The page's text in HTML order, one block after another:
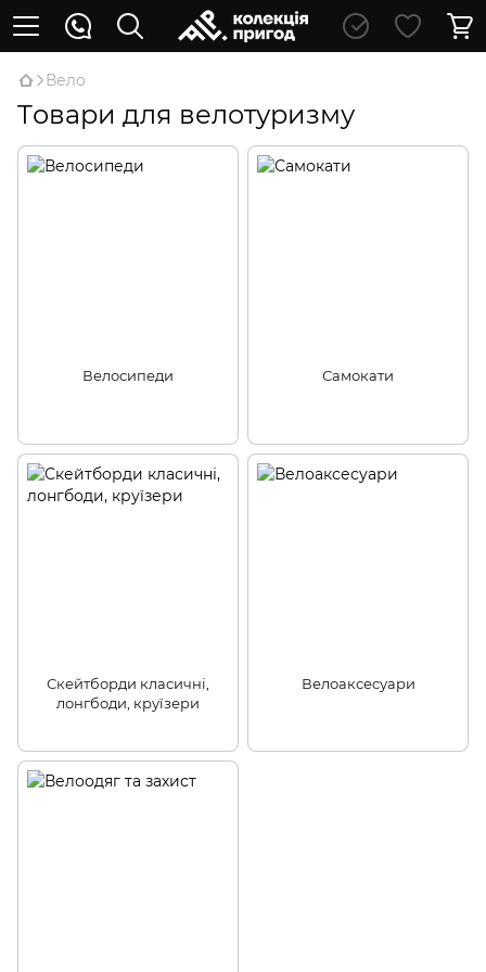
Вело
Tовари для велотуризму
Велосипеди Самокати
Скейтборди класичні,
лонгбоди, круїзери
Велоаксесуари